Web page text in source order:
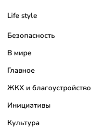
Life style
Безопасность
В мире
Главное
ЖКХ и благоустройство
Инициативы
Культура